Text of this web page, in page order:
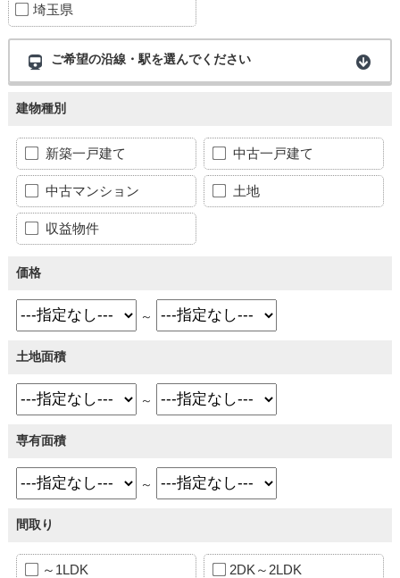
埼玉県
ご希望の沿線・駅を選んでください
建物種別
新築一戸建て 中古一戸建て
中古マンション 土地
収益物件
価格
～
土地面積
～
専有面積
～
間取り
～1LDK 2DK～2LDK